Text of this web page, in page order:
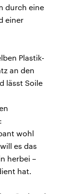
durch eine
einer
Plastik-
an den
lässt Soile
wohl
es das
herbei –
hat.